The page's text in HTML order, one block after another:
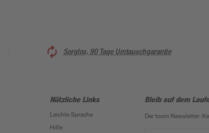
Sorglos, 90 Tage Umtauschgarantie
Nützliche Links
Leichte Sprache
Hilfe
Bleib auf dem
Der toom Newsletter: